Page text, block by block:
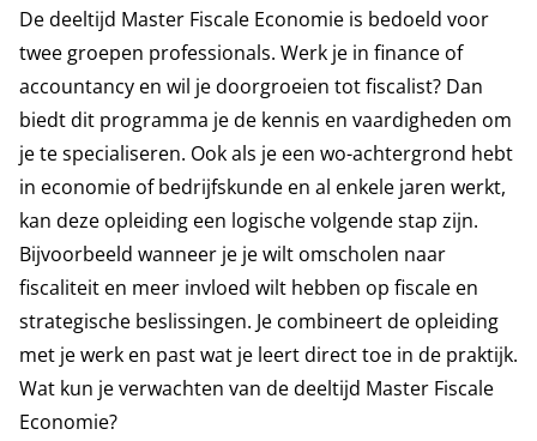
De deeltijd Master Fiscale Economie is bedoeld voor
twee groepen professionals. Werk je in finance of
accountancy en wil je doorgroeien tot fiscalist? Dan
biedt dit programma je de kennis en vaardigheden om
je te specialiseren. Ook als je een wo-achtergrond hebt
in economie of bedrijfskunde en al enkele jaren werkt,
kan deze opleiding een logische volgende stap zijn.
Bijvoorbeeld wanneer je je wilt omscholen naar
fiscaliteit en meer invloed wilt hebben op fiscale en
strategische beslissingen. Je combineert de opleiding
met je werk en past wat je leert direct toe in de praktijk.
Wat kun je verwachten van de deeltijd Master Fiscale
Economie?